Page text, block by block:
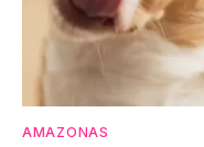
AMAZONAS